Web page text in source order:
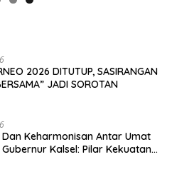
2026 DITUTUP, SASIRANGAN
JADI SOROTAN
Keharmonisan Antar Umat
Kalsel: Pilar Kekuatan